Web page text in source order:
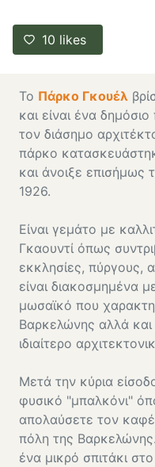
10 likes
Το Πάρκο Γκουέλ
και είναι ένα
τον διάσημο
πάρκο
και άνοιξε επισήμως
1926.
Είναι γεμάτο με
Γκαουντί όπως
εκκλησίες, πύργους,
είναι διακοσμημένα
μωσαϊκό που
Βαρκελώνης αλλά
ιδιαίτερο
Μετά την κύρια
φυσικό "μπαλκόνι"
απολαύσετε τον
πόλη της
ένα μικρό σπιτάκι